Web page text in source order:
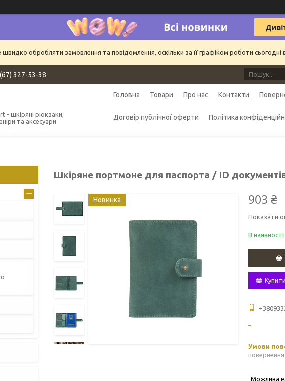
обробляти замовлення та повідомлення, оскільки за її графіком роботи
327-53-38
- шкіряні рюкзаки,
та аксесуари
Головна Товари Про нас Контакти
Договір публічної оферти Політика
Шкіряне портмоне для паспорта / ID
Новинка 903 ₴
Показати
В наявності